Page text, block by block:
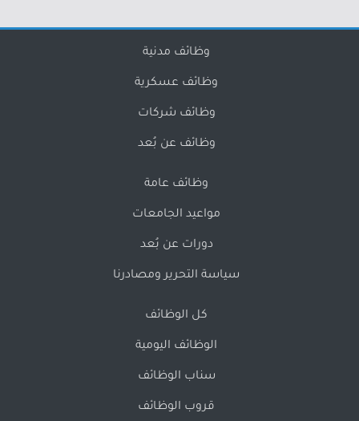
وظائف مدنية
وظائف عسكرية
وظائف شركات
وظائف عن بُعد
وظائف عامة
مواعيد الجامعات
دورات عن بُعد
سياسة التحرير ومصادرنا
كل الوظائف
الوظائف اليومية
سناب الوظائف
قروب الوظائف